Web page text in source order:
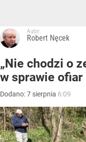
Autor:
Robert Nęcek
„Nie chodzi o
w sprawie
Dodano:7 sierpnia 6:09